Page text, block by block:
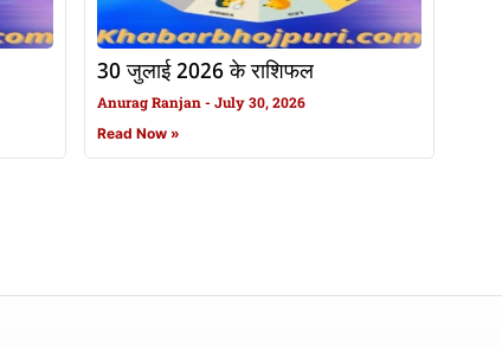
30 जुलाई 2026 के राशिफल
Anurag Ranjan July 30, 2026
Read Now »